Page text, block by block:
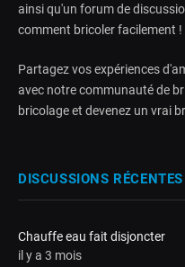
ainsi qu'un forum de
comment bricoler facilement !
Partagez vos expériences
avec notre communauté de
bricolage et devenez un vrai
DISCUSSIONS RÉCENTES
Chauffe eau fait disjoncter
il y a 3 mois